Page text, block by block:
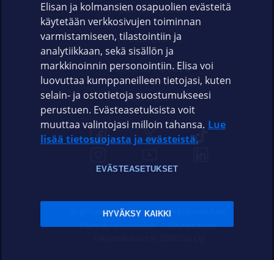
OMAYHTEISÖ
VIANSELVITYS
ASIAKASPALVELU
ELISA.FI
Sopimusehdot Tietosuoja Evästeasetukset
Sääntelyviranomaiset Saavutettavuus
Elisan ja kolmansien osapuolien evästeitä
käytetään verkkosivujen toiminnan
varmistamiseen, tilastointiin ja
analytiikkaan, sekä sisällön ja
markkinoinnin personointiin. Elisa voi
luovuttaa kumppaneilleen tietojasi, kuten
selain- ja ostotietoja suostumukseesi
perustuen. Evästeasetuksista voit
muuttaa valintojasi milloin tahansa. Lue
lisää tietosuojasta ja evästeistä.
EVÄSTEASETUKSET
HYVÄKSY KAIKKI